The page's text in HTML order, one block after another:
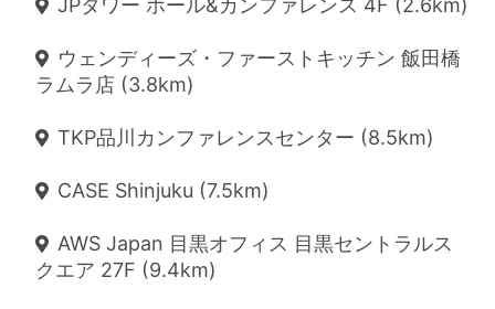
JPタワー ホール&カンファレンス 4F (2.6km)
ウェンディーズ・ファーストキッチン 飯田橋
ラムラ店 (3.8km)
TKP品川カンファレンスセンター (8.5km)
CASE Shinjuku (7.5km)
AWS Japan 目黒オフィス 目黒セントラルス
クエア 27F (9.4km)